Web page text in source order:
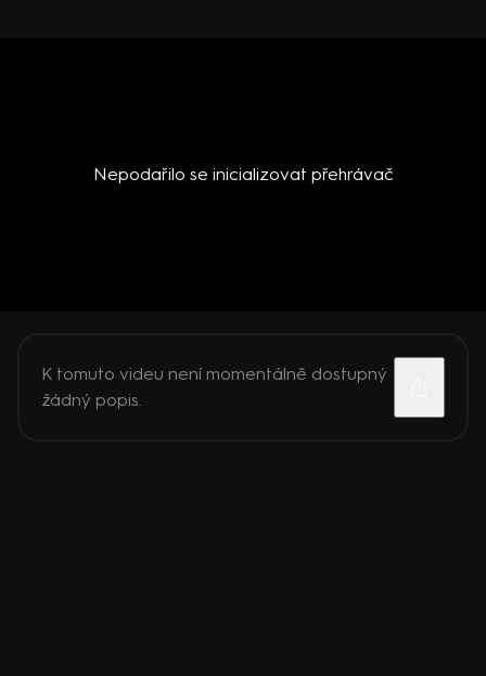
Nepodařilo se inicializovat přehrávač
K tomuto videu není momentálně dostupný
žádný popis.